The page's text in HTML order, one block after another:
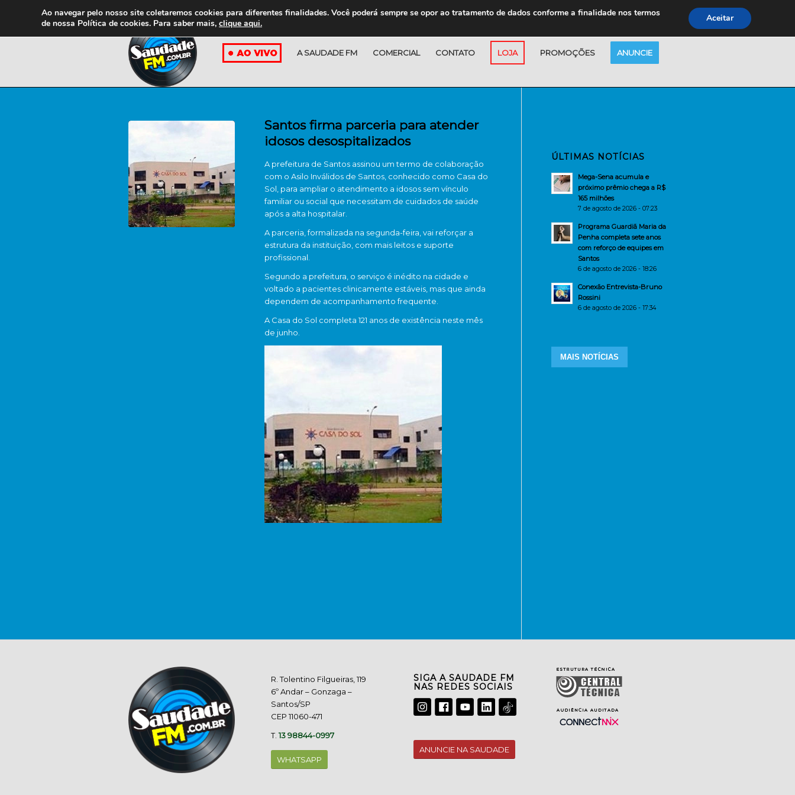
A SAUDADE FM COMERCIAL CONTATO LOJA PROMOÇÕES ANUNCIE
Santos firma parceria para atender
idosos desospitalizados
A prefeitura de Santos assinou um termo de colaboração
com o Asilo Inválidos de Santos, conhecido como Casa do
Sol, para ampliar o atendimento a idosos sem vínculo
familiar ou social que necessitam de cuidados de saúde
após a alta hospitalar.
A parceria, formalizada na segunda-feira, vai reforçar a
estrutura da instituição, com mais leitos e suporte
profissional.
Segundo a prefeitura, o serviço é inédito na cidade e
voltado a pacientes clinicamente estáveis, mas que ainda
dependem de acompanhamento frequente.
A Casa do Sol completa 121 anos de existência neste mês
de junho.
ÚLTIMAS NOTÍCIAS
Mega-Sena acumula e
próximo prêmio chega a R$
165 milhões
7 de agosto de 2026 - 07:23
Programa Guardiã Maria da
Penha completa sete anos
com reforço de equipes em
Santos
6 de agosto de 2026 - 18:26
Conexão Entrevista-Bruno
Rossini
6 de agosto de 2026 - 17:34
MAIS NOTÍCIAS
R. Tolentino Filgueiras, 119
6º Andar – Gonzaga –
Santos/SP
CEP 11060-471
T.13 98844-0997
WHATSAPP
SIGA A SAUDADE FM
NAS REDES SOCIAIS
ANUNCIE NA SAUDADE
Ao navegar pelo nosso site coletaremos cookies para diferentes finalidades. Você poderá sempre se opor ao tratamento de dados conforme a finalidade nos termos
de nossa Política de cookies. Para saber mais, clique aqui. Aceitar